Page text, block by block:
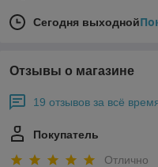
Сегодня выходной
Отзывы о магазине
19 отзывов за всё
Покупатель
Отлично